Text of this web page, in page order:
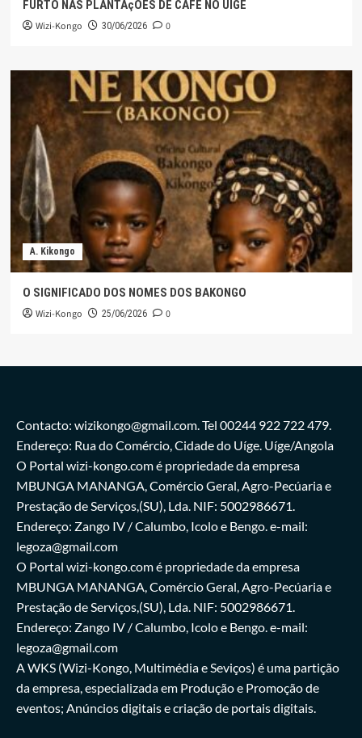
FURTO NAS PLANTAçÕES DE CAFÉ NO UÍGE
Wizi-Kongo 30/06/2026 0
A. Kikongo
O SIGNIFICADO DOS NOMES DOS BAKONGO
Wizi-Kongo 25/06/2026 0
Contacto: wizikongo@gmail.com. Tel 00244 922 722 479.
Endereço: Rua do Comércio, Cidade do Uíge. Uíge/Angola
O Portal wizi-kongo.com é propriedade da empresa
MBUNGA MANANGA, Comércio Geral, Agro-Pecúaria e
Prestação de Serviços,(SU), Lda. NIF: 5002986671.
Endereço: Zango IV / Calumbo, Icolo e Bengo. e-mail:
legoza@gmail.com
O Portal wizi-kongo.com é propriedade da empresa
MBUNGA MANANGA, Comércio Geral, Agro-Pecúaria e
Prestação de Serviços,(SU), Lda. NIF: 5002986671.
Endereço: Zango IV / Calumbo, Icolo e Bengo. e-mail:
legoza@gmail.com
A WKS (Wizi-Kongo, Multimédia e Seviços) é uma partição
da empresa, especializada em Produção e Promoção de
eventos; Anúncios digitais e criação de portais digitais.